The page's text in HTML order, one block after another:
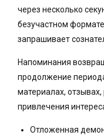
через несколько
безучастном
запрашивает
Напоминания
продолжение
материалах,
привлечения
Отложенная